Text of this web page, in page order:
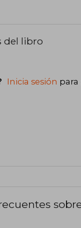
del libro
Inicia sesión